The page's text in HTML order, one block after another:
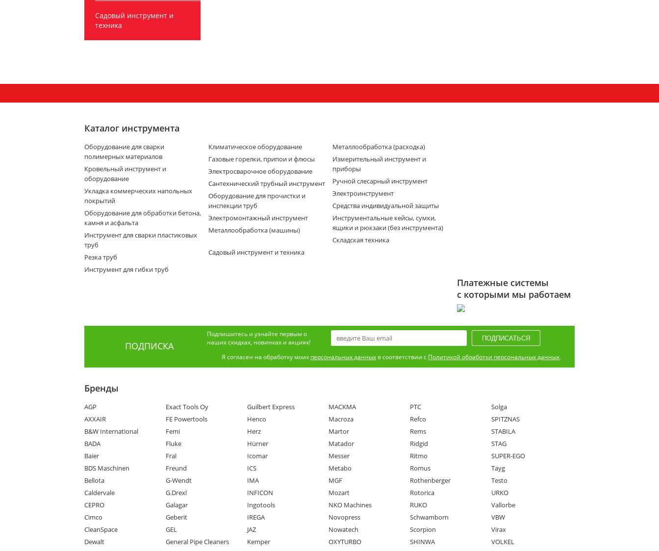
Садовый инструмент и
техника
Каталог инструмента
Оборудование для сварки
полимерных материалов
Кровельный инструмент и
оборудование
Укладка коммерческих напольных
покрытий
Оборудование для обработки бетона,
камня и асфальта
Инструмент для сварки пластиковых
труб
Резка труб
Инструмент для гибки труб
Климатическое оборудование
Газовые горелки, припои и флюсы
Электросварочное оборудование
Сантехнический трубный инструмент
Оборудование для прочистки и
инспекции труб
Электромонтажный инструмент
Металлообработка (машины)
Металлообработка (расходка)
Измерительный инструмент и
приборы
Ручной слесарный инструмент
Электроинструмент
Средства индивидуальной защиты
Инструментальные кейсы, сумки,
ящики и рюкзаки (без инструмента)
Складская техника
Садовый инструмент и техника
Платежные системы
с которыми мы работаем
ПОДПИСКА
Подпишитесь и узнайте первым о
наших скидках, новинках и акциях!
Я согласен на обработку моих персональных данных в соответствии с Политикой обработки персональных данных.
Бренды
AGP
AXXAIR
B&W International
BADA
Baier
BDS Maschinen
Bellota
Caldervale
CEPRO
Cimco
CleanSpace
Dewalt
Exact Tools Oy
FE Powertools
Femi
Fluke
Fral
Freund
G-Wendt
G.Drexl
Galagar
Geberit
GEL
General Pipe Cleaners
Guilbert Express
Henco
Herz
Hürner
Icomar
ICS
IMA
INFICON
Ingotools
IREGA
JAZ
Kemper
MACKMA
Macroza
Martor
Matador
Messer
Metabo
MGF
Mozart
NKO Machines
Novopress
Nowatech
OXYTURBO
PTC
Refco
Rems
Ridgid
Ritmo
Romus
Rothenberger
Rotorica
RUKO
Schwamborn
Scorpion
SHINWA
Solga
SPITZNAS
STABILA
STAG
SUPER-EGO
Tayg
Testo
URKO
Vallorbe
VBW
Virax
VOLKEL